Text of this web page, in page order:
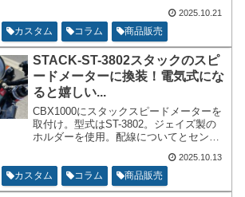
までは大丈夫です。スマホのGPSメータ
ーとの誤差は時速40km/hの時に2km/h程
度です。耐震性についてはCBX1000では
問題はありませんでした。
2025.10.21
カスタム コラム 商品販売
STACK-ST-3802スタックのスピ
ードメーターに換装！電気式にな
ると嬉しい...
CBX1000にスタックスピードメーターを
取付け。型式はST-3802。ジェイズ製の
ホルダーを使用。配線についてとセンサ
スタックと言われる位にカッコよくて良
いお値段がする製品。
2025.10.13
カスタム コラム 商品販売